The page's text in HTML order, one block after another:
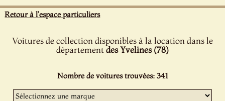
Retour à l'espace particuliers
Voitures de collection disponibles à la location dans le
départementdes Yvelines (78)
Nombre de voitures trouvées: 341